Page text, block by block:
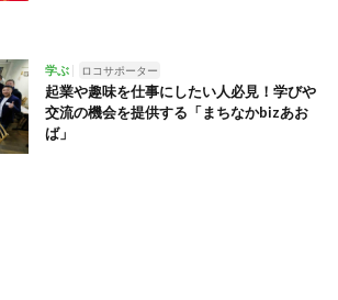
学ぶ ロコサポーター
起業や趣味を仕事にしたい人必見！学びや
交流の機会を提供する「まちなかbizあお
ば」